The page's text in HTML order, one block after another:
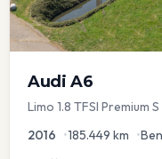
Audi A6
Limo 1.8 TFSI Premium
aKlep
2016 •185.449 km •